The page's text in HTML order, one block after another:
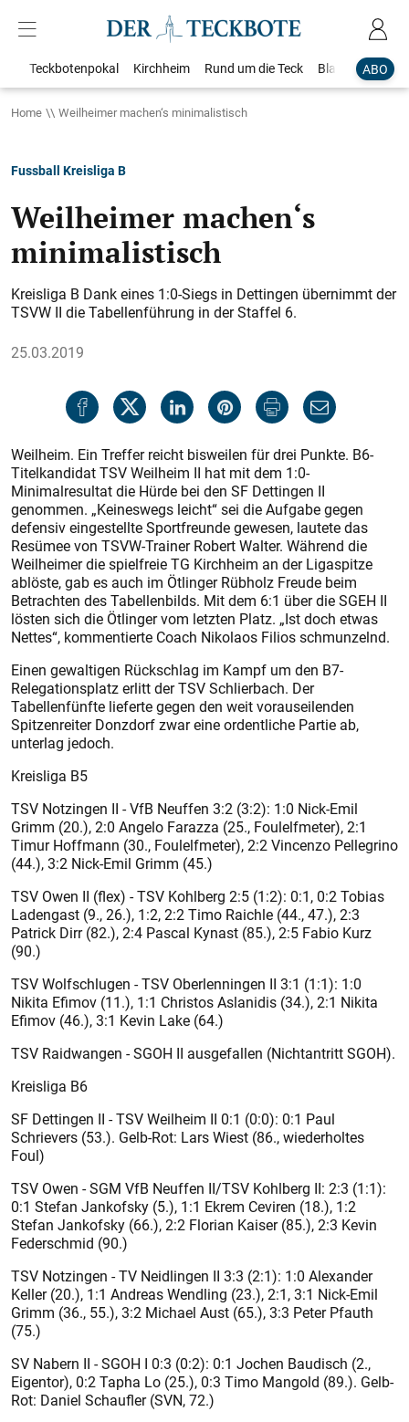
ABO
Teckbotenpokal Kirchheim Rund um die Teck Blaulicht
Home Weilheimer machen‘s minimalistisch
Fussball Kreisliga B
Weilheimer machen‘s
minimalistisch
Kreisliga B Dank eines 1:0-Siegs in Dettingen übernimmt der
TSVW II die Tabellenführung in der Staffel 6.
25.03.2019
Weilheim. Ein Treffer reicht bisweilen für drei Punkte. B6-
Titelkandidat TSV Weilheim II hat mit dem 1:0-
Minimalresultat die Hürde bei den SF Dettingen II
genommen. „Keineswegs leicht“ sei die Aufgabe gegen
defensiv eingestellte Sportfreunde gewesen, lautete das
Resümee von TSVW-Trainer Robert Walter. Während die
Weilheimer die spielfreie TG Kirchheim an der Ligaspitze
ablöste, gab es auch im Ötlinger Rübholz Freude beim
Betrachten des Tabellenbilds. Mit dem 6:1 über die SGEH II
lösten sich die Ötlinger vom letzten Platz. „Ist doch etwas
Nettes“, kommentierte Coach Nikolaos Filios schmunzelnd.
Einen gewaltigen Rückschlag im Kampf um den B7-
Relegationsplatz erlitt der TSV Schlierbach. Der
Tabellenfünfte lieferte gegen den weit vorauseilenden
Spitzenreiter Donzdorf zwar eine ordentliche Partie ab,
unterlag jedoch.
Kreisliga B5
TSV Notzingen II - VfB Neuffen 3:2 (3:2): 1:0 Nick-Emil
Grimm (20.), 2:0 Angelo Farazza (25., Foulelfmeter), 2:1
Timur Hoffmann (30., Foulelfmeter), 2:2 Vincenzo Pellegrino
(44.), 3:2 Nick-Emil Grimm (45.)
TSV Owen II (flex) - TSV Kohlberg 2:5 (1:2): 0:1, 0:2 Tobias
Ladengast (9., 26.), 1:2, 2:2 Timo Raichle (44., 47.), 2:3
Patrick Dirr (82.), 2:4 Pascal Kynast (85.), 2:5 Fabio Kurz
(90.)
TSV Wolfschlugen - TSV Oberlenningen II 3:1 (1:1): 1:0
Nikita Efimov (11.), 1:1 Christos Aslanidis (34.), 2:1 Nikita
Efimov (46.), 3:1 Kevin Lake (64.)
TSV Raidwangen - SGOH II ausgefallen (Nichtantritt SGOH).
Kreisliga B6
SF Dettingen II - TSV Weilheim II 0:1 (0:0): 0:1 Paul
Schrievers (53.). Gelb-Rot: Lars Wiest (86., wiederholtes
Foul)
TSV Owen - SGM VfB Neuffen II/TSV Kohlberg II: 2:3 (1:1):
0:1 Stefan Jankofsky (5.), 1:1 Ekrem Ceviren (18.), 1:2
Stefan Jankofsky (66.), 2:2 Florian Kaiser (85.), 2:3 Kevin
Federschmid (90.)
TSV Notzingen - TV Neidlingen II 3:3 (2:1): 1:0 Alexander
Keller (20.), 1:1 Andreas Wendling (23.), 2:1, 3:1 Nick-Emil
Grimm (36., 55.), 3:2 Michael Aust (65.), 3:3 Peter Pfauth
(75.)
SV Nabern II - SGOH I 0:3 (0:2): 0:1 Jochen Baudisch (2.,
Eigentor), 0:2 Tapha Lo (25.), 0:3 Timo Mangold (89.). Gelb-
Rot: Daniel Schaufler (SVN, 72.)